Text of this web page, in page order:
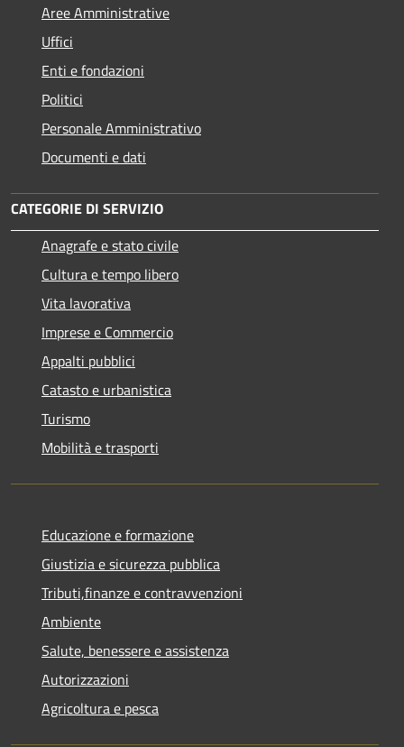
Aree Amministrative
Uffici
Enti e fondazioni
Politici
Personale Amministrativo
Documenti e dati
CATEGORIE DI SERVIZIO
Anagrafe e stato civile
Cultura e tempo libero
Vita lavorativa
Imprese e Commercio
Appalti pubblici
Catasto e urbanistica
Turismo
Mobilità e trasporti
Educazione e formazione
Giustizia e sicurezza pubblica
Tributi,finanze e contravvenzioni
Ambiente
Salute, benessere e assistenza
Autorizzazioni
Agricoltura e pesca